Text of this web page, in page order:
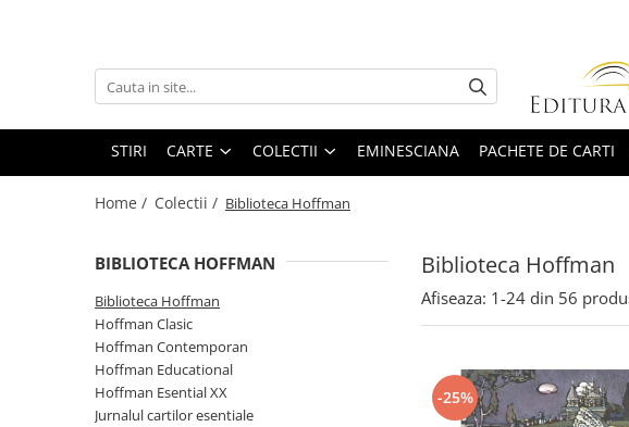
Carti pentru copii
Proza scurta
Colectii
Hoffman Clasic
Povestile Hoffman
Scena Hoffman
STIRI CARTE COLECTII EMINESCIANA PACHETE DE CARTI
Home / Colectii / Biblioteca Hoffman
Biblioteca Hoffman
BIBLIOTECA HOFFMAN
Biblioteca Hoffman
Hoffman Clasic
Hoffman Contemporan
Hoffman Educational
Hoffman Esential XX
Jurnalul cartilor esentiale
Afiseaza: 1-24 din 56
-25%